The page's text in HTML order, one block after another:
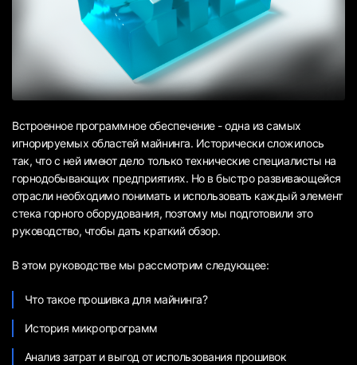
Встроенное программное обеспечение - одна из самых
игнорируемых областей майнинга. Исторически сложилось
так, что с ней имеют дело только технические специалисты на
горнодобывающих предприятиях. Но в быстро развивающейся
отрасли необходимо понимать и использовать каждый элемент
стека горного оборудования, поэтому мы подготовили это
руководство, чтобы дать краткий обзор.
В этом руководстве мы рассмотрим следующее:
Что такое прошивка для майнинга?
История микропрограмм
Анализ затрат и выгод от использования прошивок